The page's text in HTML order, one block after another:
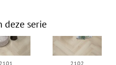
deze serie
2102